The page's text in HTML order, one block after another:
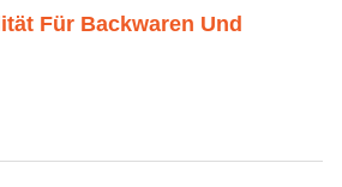
Für Backwaren Und